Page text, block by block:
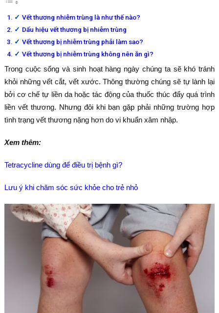
Vết thương nhiễm trùng là như thế nào?
Dấu hiệu vết thương bị nhiễm trùng
Vết thương bị nhiễm trùng phải làm sao?
Vết thương bị nhiễm trùng không nên ăn gì?
Trong cuộc sống và sinh hoạt hàng ngày chúng ta sẽ khó tránh
khỏi những vết cắt, vết xước. Thông thường chúng sẽ tự lành lại
bởi cơ chế tự liền da hoặc tác động của thuốc thúc đẩy quá trình
liền vết thương. Nhưng đôi khi bạn gặp phải những trường hợp
tình trạng vết thương nặng hơn do vi khuẩn xâm nhập.
Xem thêm:
Tetracycline dùng để điều trị bệnh gì?
Lưu ý khi chăm sóc sức khỏe cho trẻ nhỏ